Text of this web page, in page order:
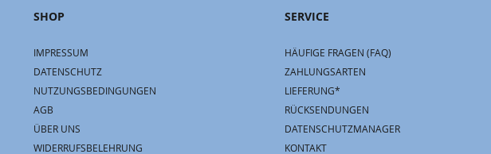
SHOP
IMPRESSUM
DATENSCHUTZ
NUTZUNGSBEDINGUNGEN
AGB
ÜBER UNS
WIDERRUFSBELEHRUNG
SERVICE
HÄUFIGE FRAGEN (FAQ)
ZAHLUNGSARTEN
LIEFERUNG*
RÜCKSENDUNGEN
DATENSCHUTZMANAGER
KONTAKT